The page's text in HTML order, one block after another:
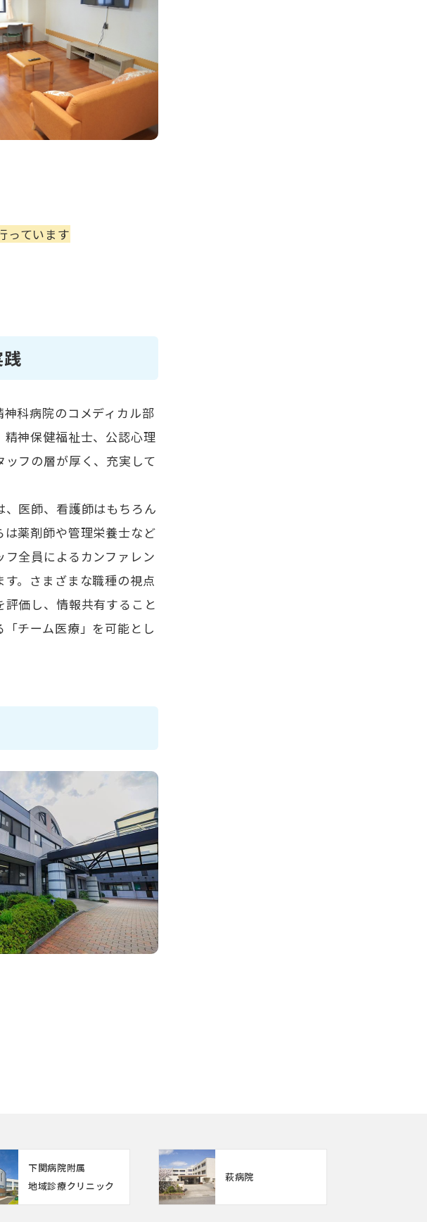
っています
科病院のコメディカル部
神保健福祉士、公認心理
フの層が厚く、充実して
医師、看護師はもちろん
は薬剤師や管理栄養士など
全員によるカンファレン
。さまざまな職種の視点
価し、情報共有すること
チーム医療」を可能とし
下関病院附属
地域診療クリニック
萩病院